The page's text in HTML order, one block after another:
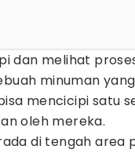
dan melihat
minuman yang
mencicipi satu
oleh mereka.
di tengah area